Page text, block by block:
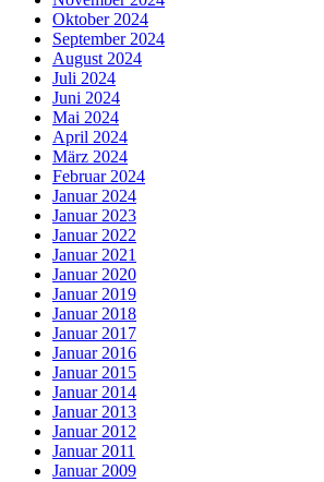
Oktober 2024
September 2024
August 2024
Juli 2024
Juni 2024
Mai 2024
April 2024
März 2024
Februar 2024
Januar 2024
Januar 2023
Januar 2022
Januar 2021
Januar 2020
Januar 2019
Januar 2018
Januar 2017
Januar 2016
Januar 2015
Januar 2014
Januar 2013
Januar 2012
Januar 2011
Januar 2009